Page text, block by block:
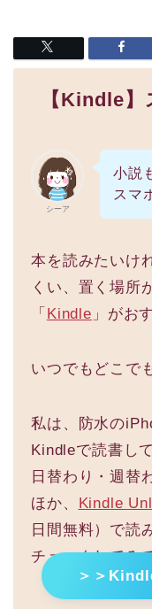
【Kindle
シーア
小説
スマ
本を読みたいけ
くい、置く場所
「 Kindle 」がお
いつでもどこで
私は、防水の
Kindleで読書し
日替わり・週替
ほか、 Kindle
日間無料）で読
チェックしてみ
＞＞